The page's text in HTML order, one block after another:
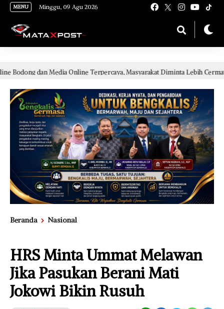
[gnpub_google_news_follow]
MENU Minggu, 09 Agu 2026
Online Terpercaya, Masyarakat Diminta Lebih Cermat Cegah
Beranda Nasional
HRS Minta Ummat Melawan
Jika Pasukan Berani Mati
Jokowi Bikin Rusuh